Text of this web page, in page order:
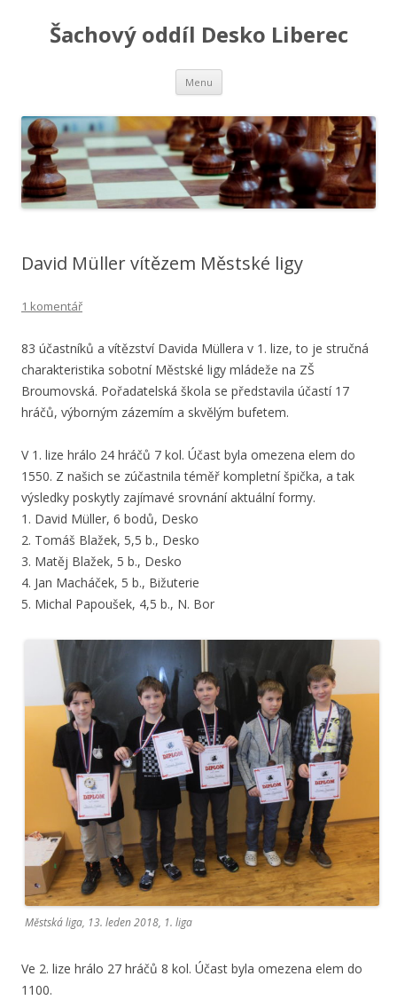
Šachový oddíl Desko Liberec
Menu Přejít
obsahu
webu
David Müller vítězem Městské ligy
1 komentář
83 účastníků a vítězství Davida Müllera v 1. lize, to je stručná
charakteristika sobotní Městské ligy mládeže na ZŠ
Broumovská. Pořadatelská škola se představila účastí 17
hráčů, výborným zázemím a skvělým bufetem.
V 1. lize hrálo 24 hráčů 7 kol. Účast byla omezena elem do
1550. Z našich se zúčastnila téměř kompletní špička, a tak
výsledky poskytly zajímavé srovnání aktuální formy.
1. David Müller, 6 bodů, Desko
2. Tomáš Blažek, 5,5 b., Desko
3. Matěj Blažek, 5 b., Desko
4. Jan Macháček, 5 b., Bižuterie
5. Michal Papoušek, 4,5 b., N. Bor
Městská liga, 13. leden 2018, 1. liga
Ve 2. lize hrálo 27 hráčů 8 kol. Účast byla omezena elem do
1100.